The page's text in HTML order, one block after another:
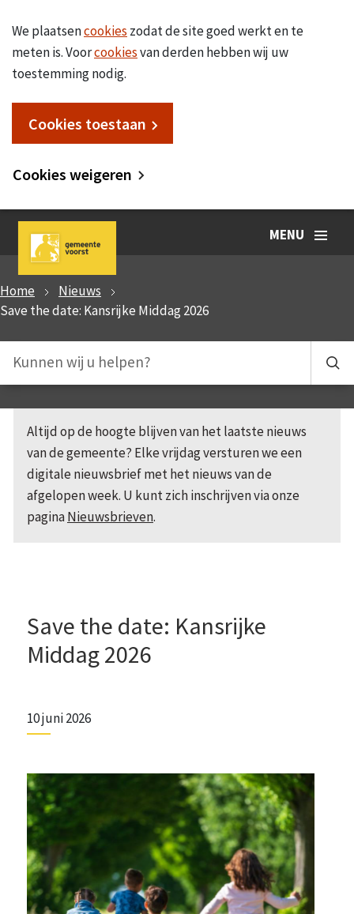
We plaatsencookies zodat de site goed werkt en te
meten is. Voorcookiesvan derden hebben wij uw
toestemming nodig.
Cookies toestaan
Cookies weigeren
MENU
Home
Nieuws
Save the date: Kansrijke Middag 2026
Altijd op de hoogte blijven van het laatste nieuws
van de gemeente? Elke vrijdag versturen we een
digitale nieuwsbrief met het nieuws van de
afgelopen week. U kunt zich inschrijven via onze
paginaNieuwsbrieven.
Save the date: Kansrijke
Middag 2026
10 juni 2026